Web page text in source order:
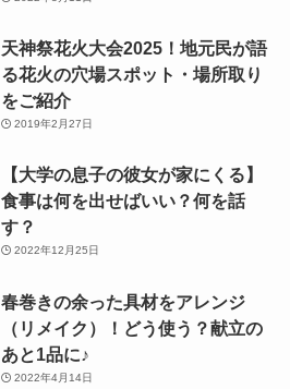
天神祭花火大会2025！地元民が語
る花火の穴場スポット・場所取り
をご紹介
2019年2月27日
【大学の息子の彼女が家にくる】
食事は何を出せばいい？何を話
す？
2022年12月25日
春巻きの余った具材をアレンジ
（リメイク）！どう使う？献立の
あと1品に♪
2022年4月14日